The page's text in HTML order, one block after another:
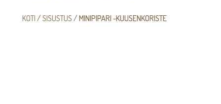
KOTI /SISUSTUS / MINIPIPARI -KUUSENKORISTE